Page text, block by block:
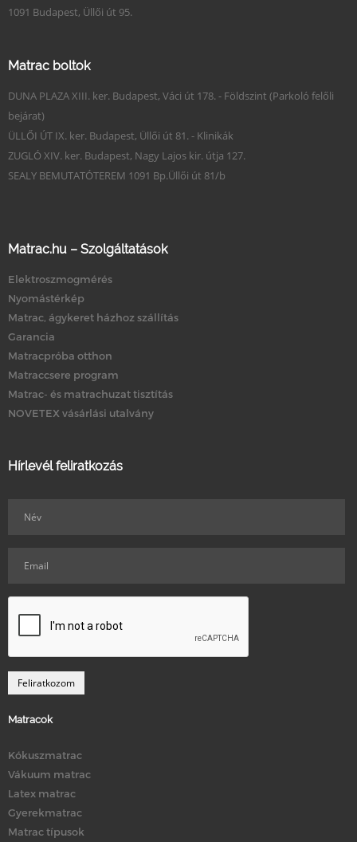
1091 Budapest, Üllői út 95.
Matrac boltok
DUNA PLAZA XIII. ker. Budapest, Váci út 178. - Földszint (Parkoló felőli
bejárat)
ÜLLŐI ÚT IX. ker. Budapest, Üllői út 81. - Klinikák
ZUGLÓ XIV. ker. Budapest, Nagy Lajos kir. útja 127.
SEALY BEMUTATÓTEREM 1091 Bp.Üllői út 81/b
Matrac.hu – Szolgáltatások
Elektroszmogmérés
Nyomástérkép
Matrac, ágykeret házhoz szállítás
Garancia
Matracpróba otthon
Matraccsere program
Matrac- és matrachuzat tisztítás
NOVETEX vásárlási utalvány
Hírlevél feliratkozás
Matracok
Kókuszmatrac
Vákuum matrac
Latex matrac
Gyerekmatrac
Matrac típusok